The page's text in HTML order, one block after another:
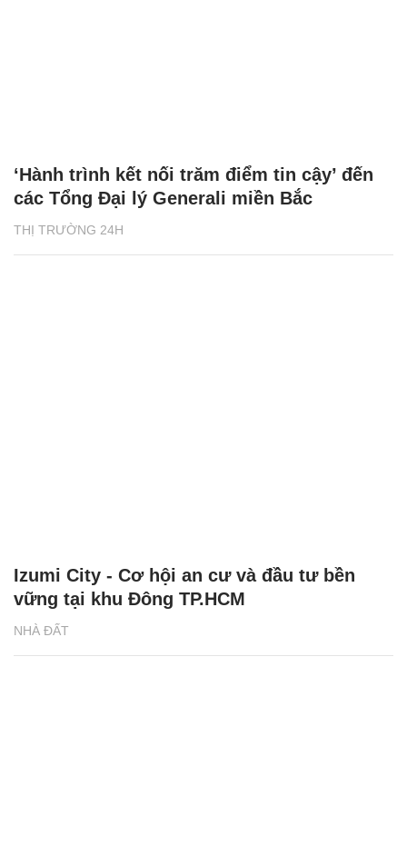
THỊ TRƯỜNG 24H
‘Hành trình kết nối trăm điểm tin cậy’ đến
các Tổng Đại lý Generali miền Bắc
NHÀ ĐẤT
Izumi City - Cơ hội an cư và đầu tư bền
vững tại khu Đông TP.HCM